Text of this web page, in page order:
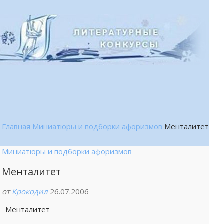
Главная Миниатюры и подборки афоризмов Менталитет
Миниатюры и подборки афоризмов
Менталитет
от Крокодил 26.07.2006
Менталитет